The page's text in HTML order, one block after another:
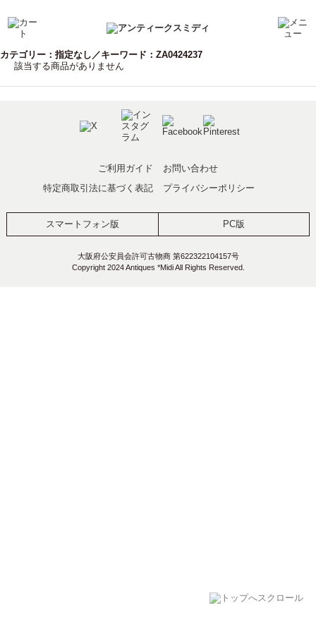
カテゴリー：指定なし／キーワード：ZA0424237
該当する商品がありません
ご利用ガイド
お問い合わせ
特定商取引法に基づく表記
プライバシーポリシー
スマートフォン版 PC版
大阪府公安員会許可古物商 第622322104157号
Copyright 2024 Antiques *Midi All Rights Reserved.